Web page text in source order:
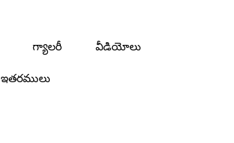
గ్యాలరీ వీడియోలు
ఇతరములు